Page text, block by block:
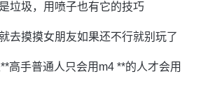
垃圾，用喷子也有它的技巧
去摸摸女朋友如果还不行就别玩了
高手普通人只会用m4 **的人才会用